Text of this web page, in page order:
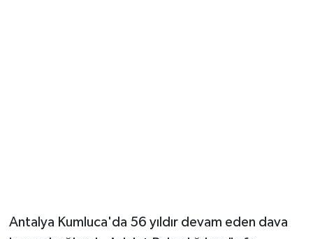
Antalya Kumluca'da 56 yıldır devam eden dava